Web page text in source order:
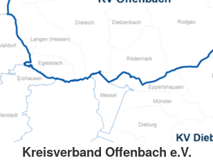
Kreisverband Offenbach e.V.